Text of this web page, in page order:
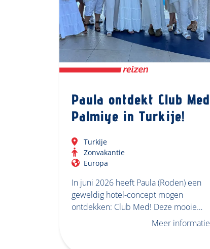
Paula ontdekt Club Med
Palmiye in Turkije!
Turkije
Zonvakantie
Europa
In juni 2026 heeft Paula (Roden) een
geweldig hotel-concept mogen
ontdekken: Club Med! Deze mooie…
Meer informatie